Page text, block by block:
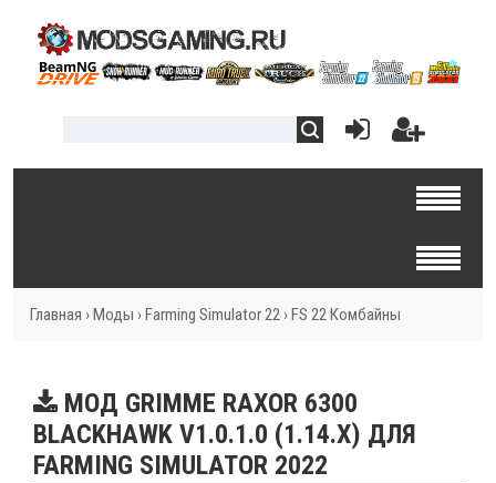
Главная › Моды › Farming Simulator 22 › FS 22 Комбайны
МОД GRIMME RAXOR 6300
BLACKHAWK V1.0.1.0 (1.14.X) ДЛЯ
FARMING SIMULATOR 2022